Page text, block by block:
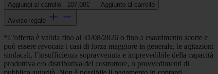
Aggiungi al carrello - 107,00€ Aggiunto al carrello
Avviso legale
*L'offerta è valida fino al 31/08/2026 o fino a esaurimento scorte e
può essere revocata i casi di forza maggiore in generale, le agitazioni
sindacali, l’insufficienza sopravvenuta e imprevedibile della capacità
produttiva e/o distributiva del costruttore, o provvedimenti di